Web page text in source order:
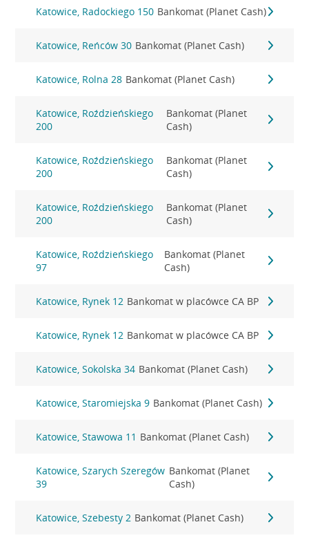
Katowice, Radockiego 150 Bankomat (Planet Cash)
Katowice, Reńców 30 Bankomat (Planet Cash)
Katowice, Rolna 28 Bankomat (Planet Cash)
Katowice, Roździeńskiego
200
Bankomat (Planet
Cash)
Katowice, Roździeńskiego
200
Bankomat (Planet
Cash)
Katowice, Roździeńskiego
200
Bankomat (Planet
Cash)
Katowice, Roździeńskiego
97
Bankomat (Planet
Cash)
Katowice, Rynek 12 Bankomat w placówce CA BP
Katowice, Rynek 12 Bankomat w placówce CA BP
Katowice, Sokolska 34 Bankomat (Planet Cash)
Katowice, Staromiejska 9 Bankomat (Planet Cash)
Katowice, Stawowa 11 Bankomat (Planet Cash)
Katowice, Szarych Szeregów
39
Bankomat (Planet
Cash)
Katowice, Szebesty 2 Bankomat (Planet Cash)